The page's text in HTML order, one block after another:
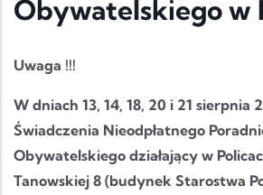
Obywatelskiego w
Uwaga !!!
W dniach 13, 14, 18, 20 i 21 sierpnia
Świadczenia Nieodpłatnego
Obywatelskiego działający w
Tanowskiej 8 (budynek Starostwa